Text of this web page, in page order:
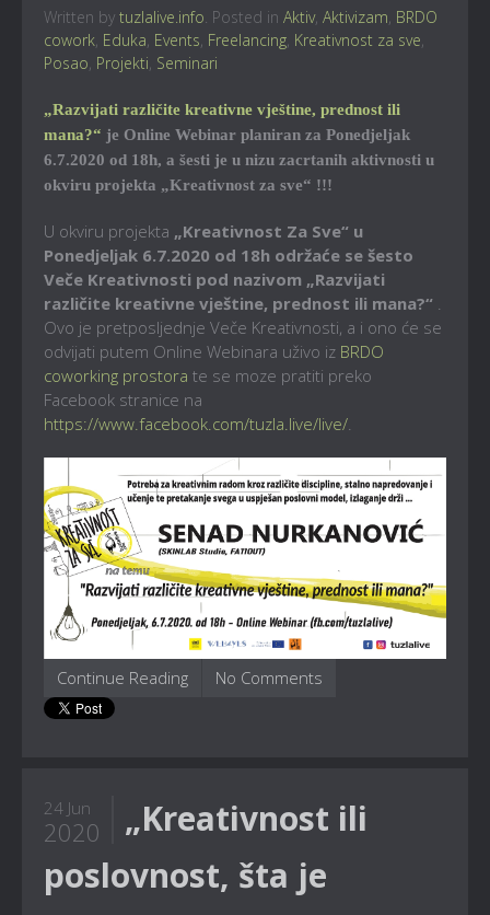
Written by tuzlalive.info. Posted in Aktiv, Aktivizam, BRDO
cowork, Eduka, Events, Freelancing, Kreativnost za sve,
Posao, Projekti, Seminari
„Razvijati različite kreativne vještine, prednost ili
mana?“ je Online Webinar planiran za Ponedjeljak
6.7.2020 od 18h, a šesti je u nizu zacrtanih aktivnosti u
okviru projekta „Kreativnost za sve“ !!!
U okviru projekta „Kreativnost Za Sve“ u
Ponedjeljak 6.7.2020 od 18h održaće se šesto
Veče Kreativnosti pod nazivom „Razvijati
različite kreativne vještine, prednost ili mana?“ .
Ovo je pretposljednje Veče Kreativnosti, a i ono će se
odvijati putem Online Webinara uživo iz BRDO
coworking prostora te se moze pratiti preko
Facebook stranice na
https://www.facebook.com/tuzla.live/live/.
Continue Reading No Comments
24 Jun
2020
„Kreativnost ili
poslovnost, šta je